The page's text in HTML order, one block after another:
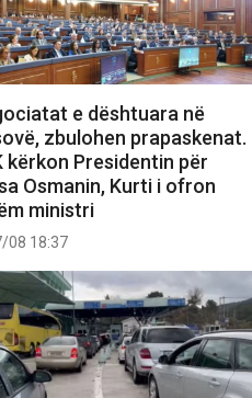
e dështuara në
zbulohen prapaskenat.
kërkon Presidentin për
Osmanin, Kurti i ofron
ministri
08 18:37